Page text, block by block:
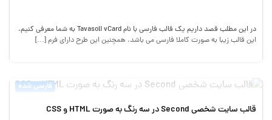
در این مطلب قصد داریم یک قالب فارسی با نام Tavasoli vCard به شما معرفی کنیم.
این قالب زیبا به صورت کاملا فارسی می باشد. همچنین این طرح دارای فرم […]
فارسی شده
قالب سایت شخصی Second در سه رنگ به صورت HTML و CSS